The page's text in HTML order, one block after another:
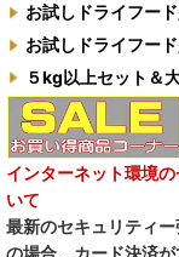
お試しドライフー
お試しドライフー
５kg以上セット＆
インターネット環境
いて
最新のセキュリティ